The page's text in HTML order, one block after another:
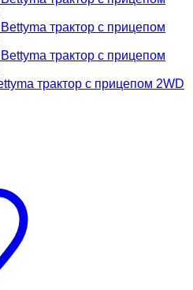
трактор с прицепом 2WD